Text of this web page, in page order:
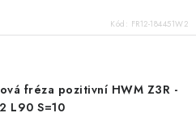
Kód: FR12-184451W2
fréza pozitivní HWM Z3R -
L90 S=10